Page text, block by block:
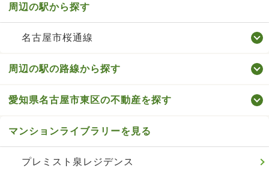
周辺の駅から探す
名古屋市桜通線
周辺の駅の路線から探す
愛知県名古屋市東区の不動産を探す
マンションライブラリーを見る
プレミスト泉レジデンス